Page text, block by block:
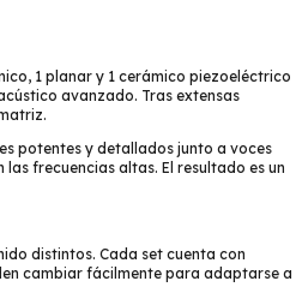
1 planar y 1 cerámico piezoeléctrico
avanzado. Tras extensas
potentes y detallados junto a voces
frecuencias altas. El resultado es un
distintos. Cada set cuenta con
cambiar fácilmente para adaptarse a